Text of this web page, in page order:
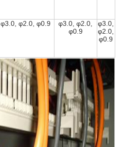
φ3.0, φ2.0, φ0.9
φ3.0, φ2.0,
φ0.9
φ3.0,
φ2.0,
φ0.9